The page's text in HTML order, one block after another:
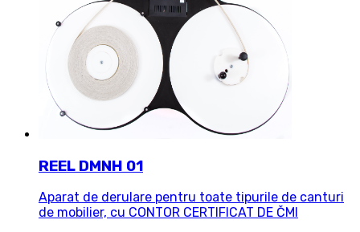
REEL DMNH 01
Aparat de derulare pentru toate tipurile de canturi
de mobilier, cu CONTOR CERTIFICAT DE ČMI